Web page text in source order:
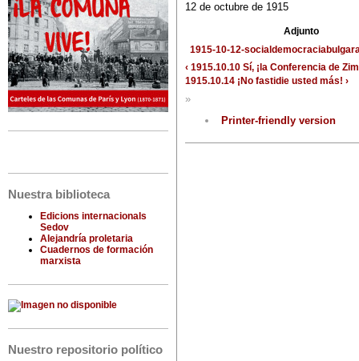
Nuestra biblioteca
Edicions internacionals
Sedov
Alejandría proletaria
Cuadernos de formación
marxista
Nuestro repositorio político
12 de octubre de 1915
Adjunto
1915-10-12-
‹ 1915.10.10 Sí, ¡la Conferencia de
1915.10.14 ¡No fastidie usted más! ›
»
Printer-friendly version